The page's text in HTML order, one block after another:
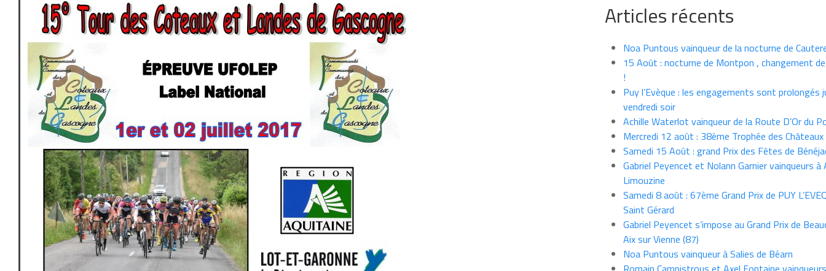
Articles récents
Noa Puntous vainqueur de la nocturne de
15 Août : nocturne de Montpon , changement
!
Puy l’Evèque : les engagements sont prolongés
vendredi soir
Achille Waterlot vainqueur de la Route D’Or du
Mercredi 12 août : 38ème Trophée des Châteaux
Samedi 15 Août : grand Prix des Fêtes de
Gabriel Peyencet et Nolann Garnier vainqueurs à
Limouzine
Samedi 8 août : 67ème Grand Prix de PUY
Saint Gérard
Gabriel Peyencet s’impose au Grand Prix de
Aix sur Vienne (87)
Noa Puntous vainqueur à Salies de Béarn